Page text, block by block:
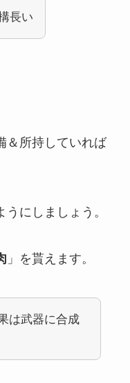
長い
＆所持していれば
にしましょう。
」を貰えます。
は武器に合成